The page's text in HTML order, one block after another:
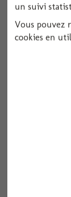
un suivi
Vous pouvez
cookies en